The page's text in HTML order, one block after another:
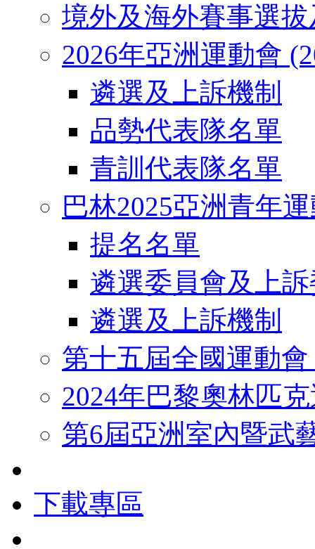
境外及海外賽事選
2026年亞洲運動會
遴選及上訴機制
品勢代表隊名單
青訓代表隊名單
巴林2025亞洲青年
提名名單
遴選委員會及上
遴選及上訴機制
第十五屆全國運動
2024年巴黎奧林匹
第6屆亞洲室內暨武
下載專區